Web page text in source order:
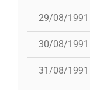
29/08/1991
30/08/1991
31/08/1991